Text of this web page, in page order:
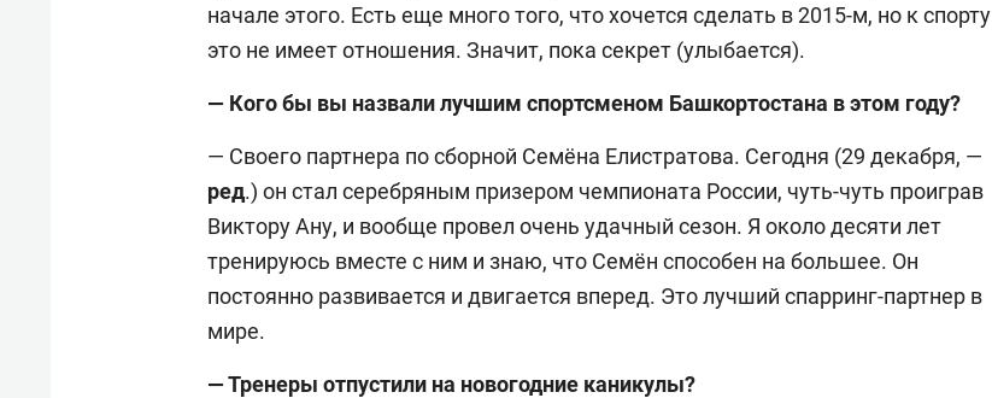
начале этого. Есть еще много того, что хочется сделать в 2015-м, но к спорту
это не имеет отношения. Значит, пока секрет (улыбается).
— Кого бы вы назвали лучшим спортсменом Башкортостана в этом году?
— Своего партнера по сборной Семёна Елистратова. Сегодня (29 декабря, —
ред.) он стал серебряным призером чемпионата России, чуть-чуть проиграв
Виктору Ану, и вообще провел очень удачный сезон. Я около десяти лет
тренируюсь вместе с ним и знаю, что Семён способен на большее. Он
постоянно развивается и двигается вперед. Это лучший спарринг-партнер в
мире.
— Тренеры отпустили на новогодние каникулы?